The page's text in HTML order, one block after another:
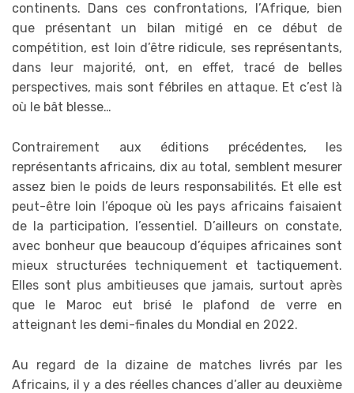
continents. Dans ces confrontations, l’Afrique, bien
que présentant un bilan mitigé en ce début de
compétition, est loin d’être ridicule, ses représentants,
dans leur majorité, ont, en effet, tracé de belles
perspectives, mais sont fébriles en attaque. Et c’est là
où le bât blesse…
Contrairement aux éditions précédentes, les
représentants africains, dix au total, semblent mesurer
assez bien le poids de leurs responsabilités. Et elle est
peut-être loin l’époque où les pays africains faisaient
de la participation, l’essentiel. D’ailleurs on constate,
avec bonheur que beaucoup d’équipes africaines sont
mieux structurées techniquement et tactiquement.
Elles sont plus ambitieuses que jamais, surtout après
que le Maroc eut brisé le plafond de verre en
atteignant les demi-finales du Mondial en 2022.
Au regard de la dizaine de matches livrés par les
Africains, il y a des réelles chances d’aller au deuxième